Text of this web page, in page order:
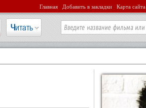
Главная Добавить в закладки Карта сайта
Читать